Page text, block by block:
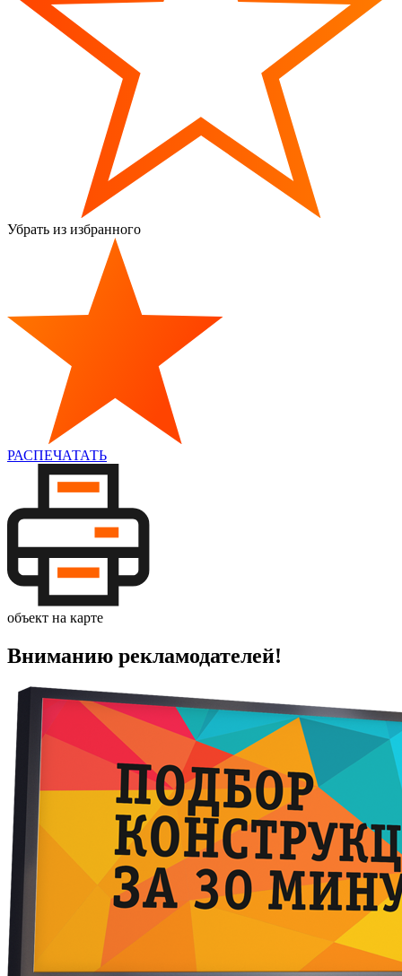
Убрать из избранного
РАСПЕЧАТАТЬ
объект на карте
Вниманию рекламодателей!